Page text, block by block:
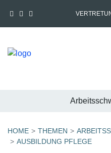
HOME THEMEN
AUSBILDUNG PFLEGE